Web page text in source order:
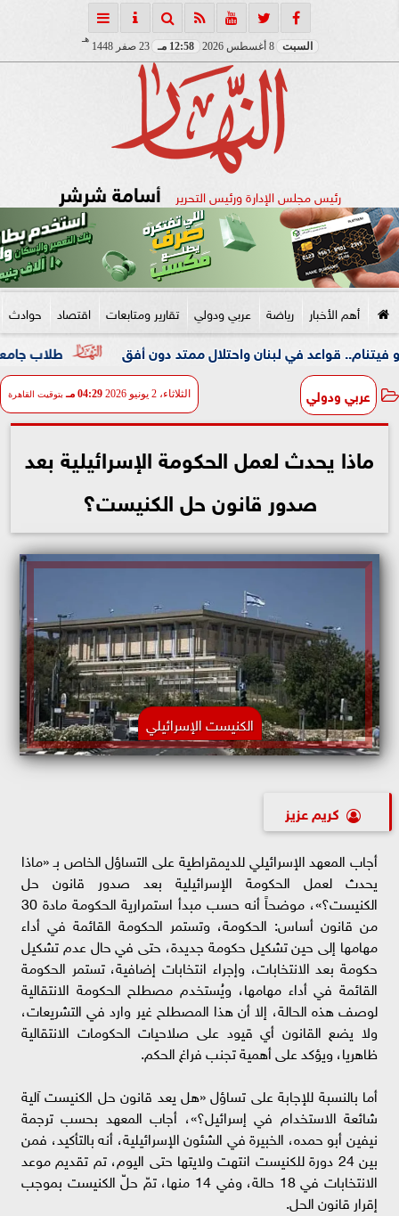
السبت 8 أغسطس 2026 12:58 مـ 23 صفر 1448
هـ
رئيس مجلس الإدارة ورئيس التحرير أسامة شرشر
أهم الأخبار رياضة عربي ودولي تقارير ومتابعات اقتصاد حوادث
طلاب جامعة في لبنان واحتلال ممتد دون أفق
عربي ودولي الثلاثاء، 2 يونيو 2026 04:29 مـ بتوقيت القاهرة
ماذا يحدث لعمل الحكومة الإسرائيلية بعد
صدور قانون حل الكنيست؟
الكنيست الإسرائيلي
كريم عزيز
أجاب المعهد الإسرائيلي للديمقراطية على التساؤل الخاص بـ «ماذا
يحدث لعمل الحكومة الإسرائيلية بعد صدور قانون حل
الكنيست؟»، موضحاً أنه حسب مبدأ استمرارية الحكومة مادة 30
من قانون أساس: الحكومة، وتستمر الحكومة القائمة في أداء
مهامها إلى حين تشكيل حكومة جديدة، حتى في حال عدم تشكيل
حكومة بعد الانتخابات، وإجراء انتخابات إضافية، تستمر الحكومة
القائمة في أداء مهامها، ويُستخدم مصطلح الحكومة الانتقالية
لوصف هذه الحالة، إلا أن هذا المصطلح غير وارد في التشريعات،
ولا يضع القانون أي قيود على صلاحيات الحكومات الانتقالية
ظاهريا، ويؤكد على أهمية تجنب فراغ الحكم.
أما بالنسبة للإجابة على تساؤل «هل يعد قانون حل الكنيست آلية
شائعة الاستخدام في إسرائيل؟»، أجاب المعهد بحسب ترجمة
نيفين أبو حمده، الخبيرة في الشئون الإسرائيلية، أنه بالتأكيد، فمن
بين 24 دورة للكنيست انتهت ولايتها حتى اليوم، تم تقديم موعد
الانتخابات في 18 حالة، وفي 14 منها، تمّ حلّ الكنيست بموجب
إقرار قانون الحل.